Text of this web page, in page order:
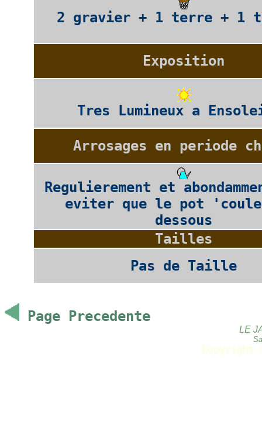
2 gravier + 1 terre + 1
Exposition
Tres Lumineux a
Arrosages en periode
Regulierement et
eviter que le pot
dessous
Tailles
Pas de Taille
Page Precedente
LE
Copyright